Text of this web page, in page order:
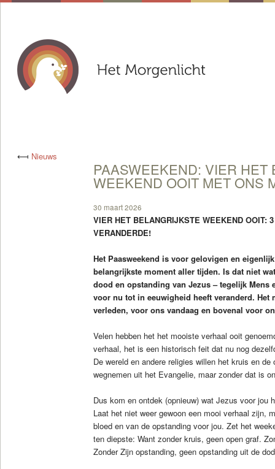
⟻ Nieuws
PAASWEEKEND: VIER HET
WEEKEND OOIT MET ONS
30 maart 2026
VIER HET BELANGRIJKSTE WEEKEND OOIT:
VERANDERDE!
Het Paasweekend is voor gelovigen en
belangrijkste moment aller tijden. Is dat niet
dood en opstanding van Jezus – tegelijk Mens
voor nu tot in eeuwigheid heeft veranderd. Het
verleden, voor ons vandaag en bovenal voor
Velen hebben het het mooiste verhaal ooit
verhaal, het is een historisch feit dat nu nog
De wereld en andere religies willen het kruis en
wegnemen uit het Evangelie, maar zonder dat is
Dus kom en ontdek (opnieuw) wat Jezus voor jou
Laat het niet weer gewoon een mooi verhaal zijn,
bloed en van de opstanding voor jou. Zet het
ten diepste: Want zonder kruis, geen open graf.
Zonder Zijn opstanding, geen opstanding uit de